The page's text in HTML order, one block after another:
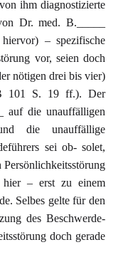
ihm diagnostizierte
Dr. med. B._____
– spezifische
vor, seien doch
nötigen drei bis vier)
101 S. 19 ff.). Der
auf die unauffälligen
die unauffällige
sei ob- solet,
– erst zu einem
Selbes gelte für den
des Beschwerde-
doch gerade